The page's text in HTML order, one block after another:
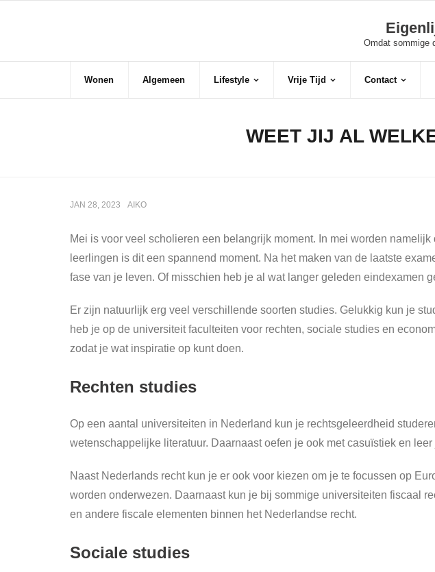
Omdat sommige
Wonen Algemeen Lifestyle Vrije Tijd Contact
WEET JIJ AL
JAN 28, 2023 AIKO
Mei is voor veel scholieren een belangrijk moment. In mei worden
leerlingen is dit een spannend moment. Na het maken van de laatste
fase van je leven. Of misschien heb je al wat langer geleden eindexamen
Er zijn natuurlijk erg veel verschillende soorten studies. Gelukkig kun je
heb je op de universiteit faculteiten voor rechten, sociale studies en
zodat je wat inspiratie op kunt doen.
Rechten studies
Op een aantal universiteiten in Nederland kun je rechtsgeleerdheid
wetenschappelijke literatuur. Daarnaast oefen je ook met casuïstiek en
Naast Nederlands recht kun je er ook voor kiezen om je te focussen op
worden onderwezen. Daarnaast kun je bij sommige universiteiten fiscaal
en andere fiscale elementen binnen het Nederlandse recht.
Sociale studies